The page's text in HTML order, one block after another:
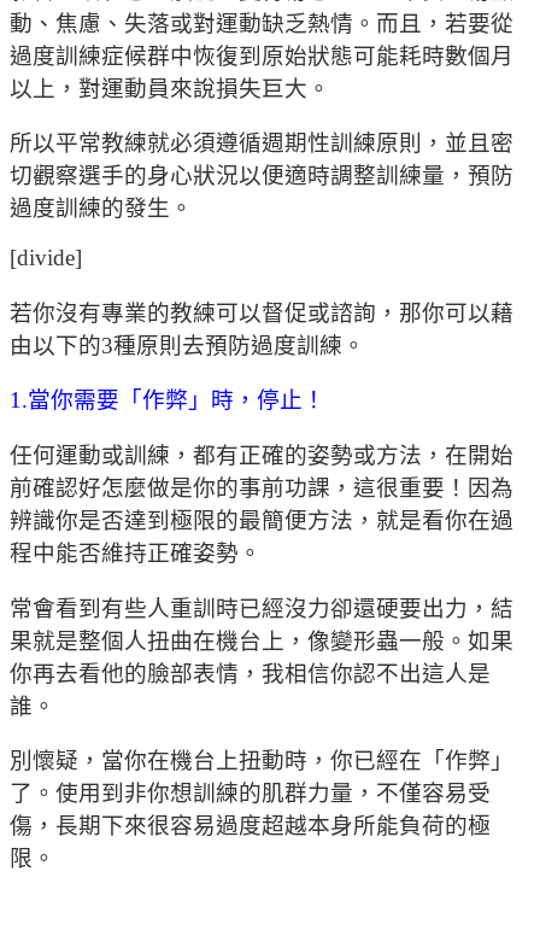
動、焦慮、失落或對運動缺乏熱情。而且，若要從
過度訓練症候群中恢復到原始狀態可能耗時數個月
以上，對運動員來說損失巨大。
所以平常教練就必須遵循週期性訓練原則，並且密
切觀察選手的身心狀況以便適時調整訓練量，預防
過度訓練的發生。
[divide]
若你沒有專業的教練可以督促或諮詢，那你可以藉
由以下的3種原則去預防過度訓練。
1.當你需要「作弊」時，停止！
任何運動或訓練，都有正確的姿勢或方法，在開始
前確認好怎麼做是你的事前功課，這很重要！因為
辨識你是否達到極限的最簡便方法，就是看你在過
程中能否維持正確姿勢。
常會看到有些人重訓時已經沒力卻還硬要出力，結
果就是整個人扭曲在機台上，像變形蟲一般。如果
你再去看他的臉部表情，我相信你認不出這人是
誰。
別懷疑，當你在機台上扭動時，你已經在「作弊」
了。使用到非你想訓練的肌群力量，不僅容易受
傷，長期下來很容易過度超越本身所能負荷的極
限。